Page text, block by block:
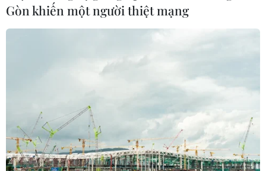
Bờ Biển Ngà: Không có người sống sót
trong vụ rơi trực thăng quân sự
11/09/2021 01:22
Thông báo cho hay chiếc trực thăng quân sự Mi-24 của
Bờ Biển Ngà (Côte d'Ivoire) bị rơi khi đang trong nhiệm
Gòn khiến một người thiệt mạng